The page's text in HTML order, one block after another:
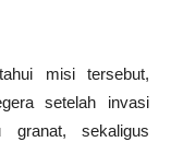
misi tersebut,
setelah invasi
granat, sekaligus